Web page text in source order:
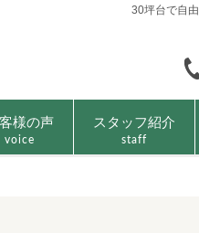
30坪台で自
様の声
voice
スタッフ紹介
staff